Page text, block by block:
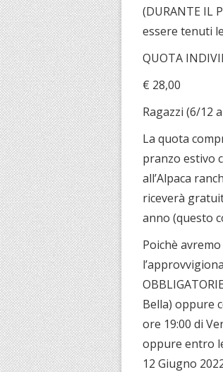
(DURANTE IL
essere tenuti
QUOTA
€ 28,00
Ragazzi (6/12
La quota
pranzo estivo
all’Alpaca
riceverà
anno (questo
Poichè
Bella) oppure
ore 19:00 di
oppure entro
12 Giugno